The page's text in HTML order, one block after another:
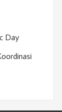
Day